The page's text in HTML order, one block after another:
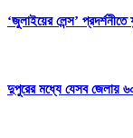
‘জুলাইয়ের লেন্স’
দুপুরের মধ্যে যেসব জেলায়